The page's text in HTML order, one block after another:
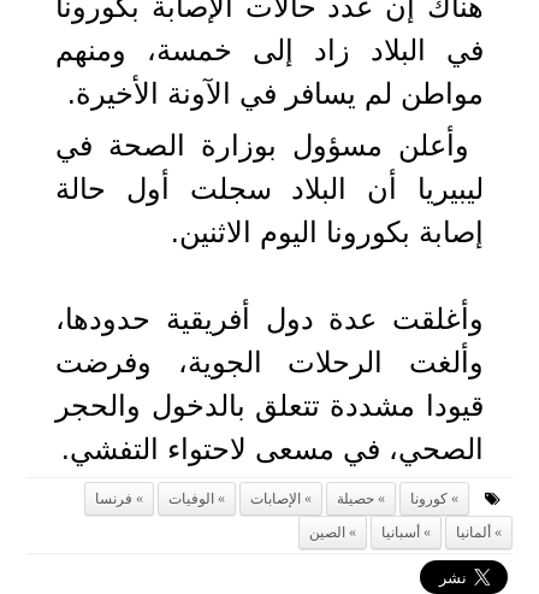
هناك إن عدد حالات الإصابة بكورونا
في البلاد زاد إلى خمسة، ومنهم
مواطن لم يسافر في الآونة الأخيرة.
وأعلن مسؤول بوزارة الصحة في
ليبيريا أن البلاد سجلت أول حالة
إصابة بكورونا اليوم الاثنين.
وأغلقت عدة دول أفريقية حدودها،
وألغت الرحلات الجوية، وفرضت
قيودا مشددة تتعلق بالدخول والحجر
الصحي، في مسعى لاحتواء التفشي.
كورونا حصيلة الإصابات الوفيات
فرنسا
ألمانيا
أسبانيا الصين